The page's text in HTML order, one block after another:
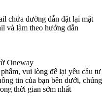
chứa đường dẫn đặt lại mật
và làm theo hướng dẫn
Oneway
vui lòng để lại yêu cầu tư
tin của bạn bên dưới, chúng
thời gian sớm nhất